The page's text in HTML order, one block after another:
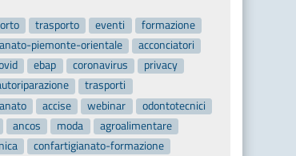
trasporto eventi
formazione
piemonte-orientale
acconciatori
ebap coronavirus
privacy
trasporti
accise webinar
odontotecnici
ancos moda
agroalimentare
confartigianato-formazione